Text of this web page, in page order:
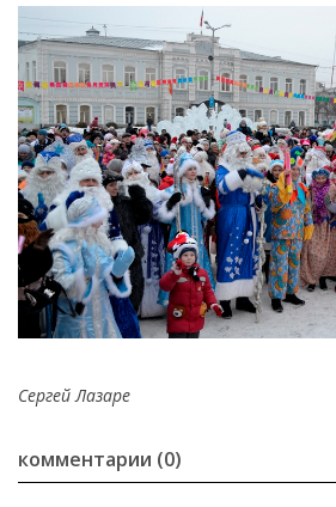
Сергей Лазаре
комментарии (0)